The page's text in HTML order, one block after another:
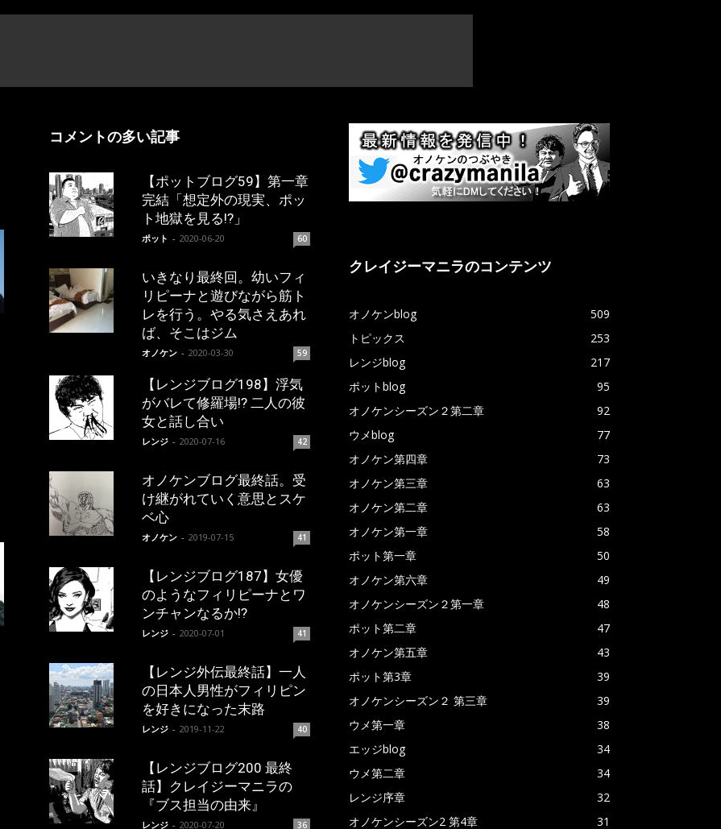
コメントの多い記事
【ポットブログ59】第一章
完結「想定外の現実、ポッ
ト地獄を見る!?」
ポット - 2020-06-20 60
いきなり最終回。幼いフィ
リピーナと遊びながら筋ト
レを行う。やる気さえあれ
ば、そこはジム
オノケン - 2020-03-30 59
【レンジブログ198】浮気
がバレて修羅場!? 二人の彼
女と話し合い
レンジ - 2020-07-16 42
オノケンブログ最終話。受
け継がれていく意思とスケ
ベ心
オノケン - 2019-07-15 41
【レンジブログ187】女優
のようなフィリピーナとワ
ンチャンなるか!?
レンジ - 2020-07-01 41
【レンジ外伝最終話】一人
の日本人男性がフィリピン
を好きになった末路
レンジ - 2019-11-22 40
【レンジブログ200 最終
話】クレイジーマニラの
『ブス担当の由来』
レンジ - 2020-07-20 36
クレイジーマニラのコンテンツ
オノケンblog
509
トピックス
253
レンジblog
217
ポットblog
95
オノケンシーズン２第二章
92
ウメblog
77
オノケン第四章
73
オノケン第三章
63
オノケン第二章
63
オノケン第一章
58
ポット第一章
50
オノケン第六章
49
オノケンシーズン２第一章
48
ポット第二章
47
オノケン第五章
43
ポット第3章
39
オノケンシーズン２ 第三章
39
ウメ第一章
38
エッジblog
34
ウメ第二章
34
レンジ序章
32
オノケンシーズン2 第4章
31